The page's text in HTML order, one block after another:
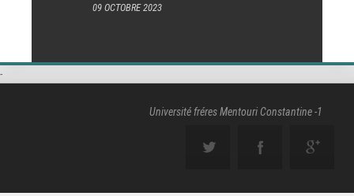
09 OCTOBRE 2023
-
Université fréres Mentouri Constantine -1